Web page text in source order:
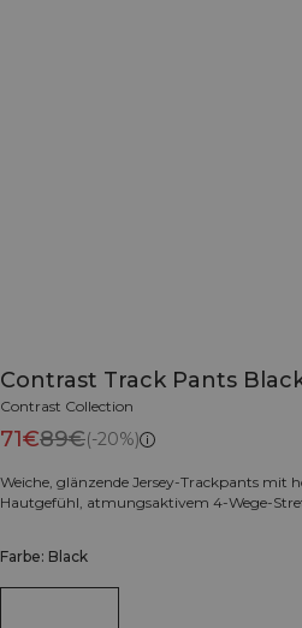
Contrast Track Pants
Contrast Collection
71€89€(-20%)
Weiche, glänzende Jersey-Trackpants mit
Hautgefühl, atmungsaktivem 4-Wege-
Farbe: Black